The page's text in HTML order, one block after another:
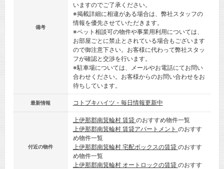
備考
いますのでご了承ください。
※掲載詳細に相違がある場合は、弊社スタッフの
情報を優先させていただきます。
※ペット相談可の物件や事業用利用については、
お部屋ごとに禁止とされている場合もございます
ので御注意下さい。お客様に代わって弊社スタッ
フが確認と交渉を行います。
※駐車場については、メールやお電話にてお問い
合わせください。お客様からのお問い合わせをお
待ちしています。
最新情報 コトブキハイツ - 毎日情報更新中
付近の物件
上伊那郡南箕輪村 賃貸 のおすすめ物件一覧
上伊那郡南箕輪村 賃貸アパートメント のおすす
め物件一覧
上伊那郡南箕輪村 宅配ボックスの賃貸 のおすす
め物件一覧
上伊那郡南箕輪村 オートロックの賃貸 のおすす